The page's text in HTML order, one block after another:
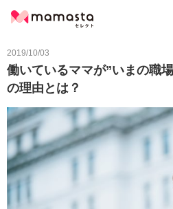
2019/10/03
働いているママが”いまの職
の理由とは？